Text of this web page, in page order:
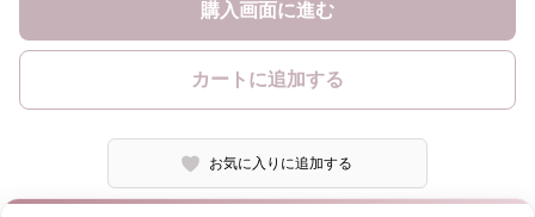
購入画面に進む
カートに追加する
お気に入りに追加する